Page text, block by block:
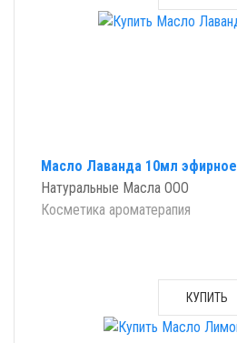
Масло Лаванда 10мл эфирное
Натуральные Масла ООО
Косметика ароматерапия
КУПИТЬ